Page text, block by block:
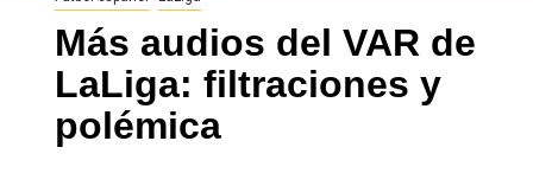
Más audios del VAR de
LaLiga: filtraciones y
polémica